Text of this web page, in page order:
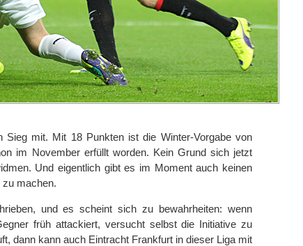
mit. Mit 18 Punkten ist die Winter-Vorgabe von
im November erfüllt worden. Kein Grund sich jetzt
Und eigentlich gibt es im Moment auch keinen
machen.
und es scheint sich zu bewahrheiten: wenn
früh attackiert, versucht selbst die Initiative zu
dann kann auch Eintracht Frankfurt in dieser Liga mit